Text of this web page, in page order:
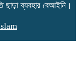
ব্যবহার বেআইনি।